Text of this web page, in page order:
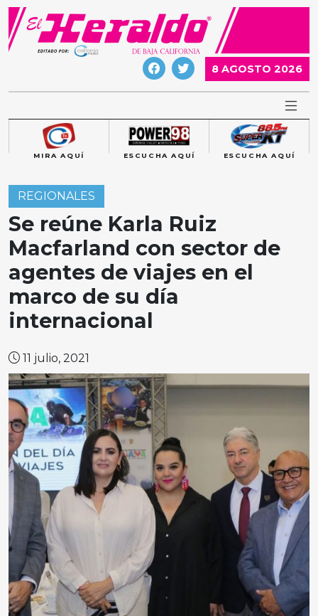
Skip
content
8 AGOSTO 2026
MIRA AQUÍ ESCUCHA AQUÍ ESCUCHA AQUÍ
REGIONALES
Se reúne Karla Ruiz
Macfarland con sector de
agentes de viajes en el
marco de su día
internacional
11 julio, 2021